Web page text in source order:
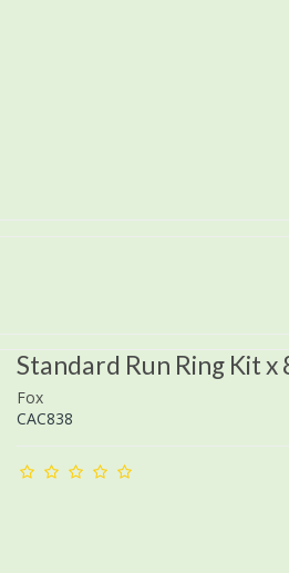
Standard Run Ring Kit x
Fox
CAC838